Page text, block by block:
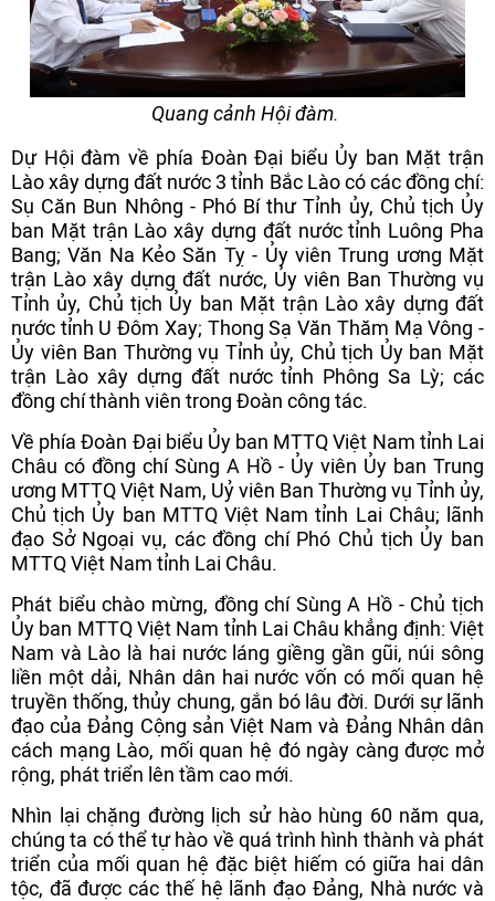
Quang cảnh Hội đàm.
Dự Hội đàm về phía Đoàn Đại biểu Ủy ban Mặt trận
Lào xây dựng đất nước 3 tỉnh Bắc Lào có các đồng chí:
Sụ Căn Bun Nhông - Phó Bí thư Tỉnh ủy, Chủ tịch Ủy
ban Mặt trận Lào xây dựng đất nước tỉnh Luông Pha
Bang; Văn Na Kẻo Săn Tỵ - Ủy viên Trung ương Mặt
trận Lào xây dựng đất nước, Ủy viên Ban Thường vụ
Tỉnh ủy, Chủ tịch Ủy ban Mặt trận Lào xây dựng đất
nước tỉnh U Đôm Xay; Thong Sạ Văn Thăm Mạ Vông -
Ủy viên Ban Thường vụ Tỉnh ủy, Chủ tịch Ủy ban Mặt
trận Lào xây dựng đất nước tỉnh Phông Sa Lỳ; các
đồng chí thành viên trong Đoàn công tác.
Về phía Đoàn Đại biểu Ủy ban MTTQ Việt Nam tỉnh Lai
Châu có đồng chí Sùng A Hồ - Ủy viên Ủy ban Trung
ương MTTQ Việt Nam, Uỷ viên Ban Thường vụ Tỉnh ủy,
Chủ tịch Ủy ban MTTQ Việt Nam tỉnh Lai Châu; lãnh
đạo Sở Ngoại vụ, các đồng chí Phó Chủ tịch Ủy ban
MTTQ Việt Nam tỉnh Lai Châu.
Phát biểu chào mừng, đồng chí Sùng A Hồ - Chủ tịch
Ủy ban MTTQ Việt Nam tỉnh Lai Châu khẳng định: Việt
Nam và Lào là hai nước láng giềng gần gũi, núi sông
liền một dải, Nhân dân hai nước vốn có mối quan hệ
truyền thống, thủy chung, gắn bó lâu đời. Dưới sự lãnh
đạo của Đảng Cộng sản Việt Nam và Đảng Nhân dân
cách mạng Lào, mối quan hệ đó ngày càng được mở
rộng, phát triển lên tầm cao mới.
Nhìn lại chặng đường lịch sử hào hùng 60 năm qua,
chúng ta có thể tự hào về quá trình hình thành và phát
triển của mối quan hệ đặc biệt hiếm có giữa hai dân
tộc, đã được các thế hệ lãnh đạo Đảng, Nhà nước và